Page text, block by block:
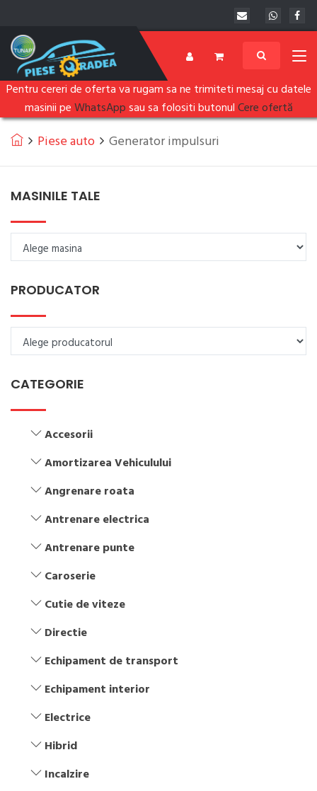
Pentru cereri de oferta va rugam sa ne trimiteti mesaj cu datele
masinii peWhatsAppsau sa folositi butonulCere ofertă
Piese auto Generator impulsuri
MASINILE TALE
PRODUCATOR
CATEGORIE
Accesorii
Amortizarea Vehiculului
Angrenare roata
Antrenare electrica
Antrenare punte
Caroserie
Cutie de viteze
Directie
Echipament de transport
Echipament interior
Electrice
Hibrid
Incalzire